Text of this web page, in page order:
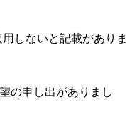
しないと記載がありま
の申し出がありまし